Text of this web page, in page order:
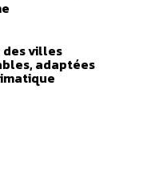
des villes
adaptées